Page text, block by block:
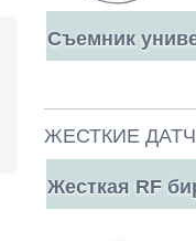
Съемник
ЖЕСТКИЕ
Жесткая RF